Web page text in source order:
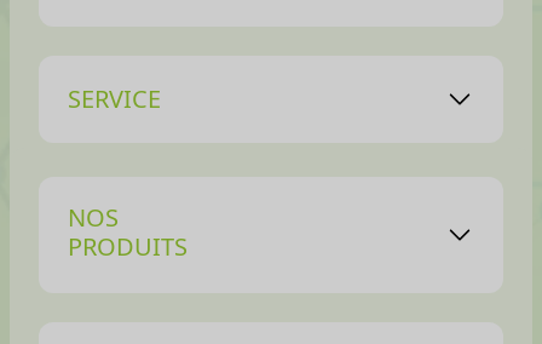
SERVICE
NOS
PRODUITS